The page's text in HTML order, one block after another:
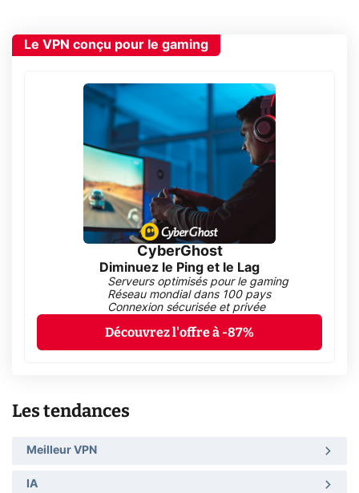
Le VPN conçu pour le gaming
CyberGhost
Diminuez le Ping et le Lag
Serveurs optimisés pour le gaming
Réseau mondial dans 100 pays
Connexion sécurisée et privée
Découvrez l'offre à -87%
Les tendances
Meilleur VPN
IA